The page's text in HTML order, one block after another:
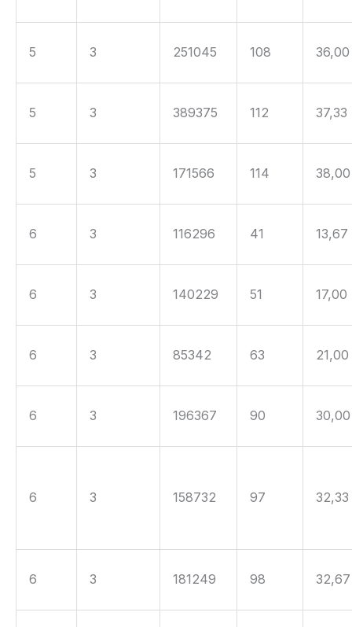
5 3 251045 108 36,00
5 3 389375 112 37,33
5 3 171566 114 38,00
6 3 116296 41 13,67
6 3 140229 51 17,00
6 3 85342 63 21,00
6 3 196367 90 30,00
6 3 158732 97 32,33
6 3 181249 98 32,67